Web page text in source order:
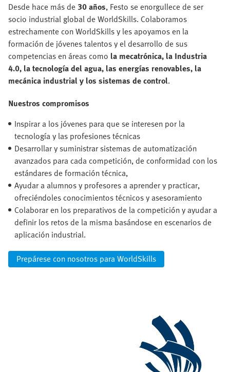
Desde hace más de 30 años, Festo se enorgullece de ser
socio industrial global de WorldSkills. Colaboramos
estrechamente con WorldSkills y les apoyamos en la
formación de jóvenes talentos y el desarrollo de sus
competencias en áreas como la mecatrónica, la Industria
4.0, la tecnología del agua, las energías renovables, la
mecánica industrial y los sistemas de control.
Nuestros compromisos
Inspirar a los jóvenes para que se interesen por la
tecnología y las profesiones técnicas
Desarrollar y suministrar sistemas de automatización
avanzados para cada competición, de conformidad con los
estándares de formación técnica,
Ayudar a alumnos y profesores a aprender y practicar,
ofreciéndoles conocimientos técnicos y asesoramiento
Colaborar en los preparativos de la competición y ayudar a
definir los retos de la misma basándose en escenarios de
aplicación industrial.
Prepárese con nosotros para WorldSkills